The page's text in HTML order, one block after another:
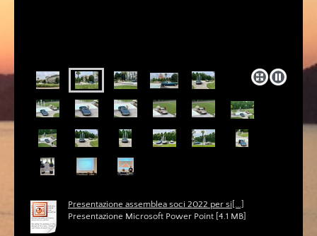
Presentazione assemblea soci 2022 per si[...]
Presentazione Microsoft Power Point [4.1 MB]